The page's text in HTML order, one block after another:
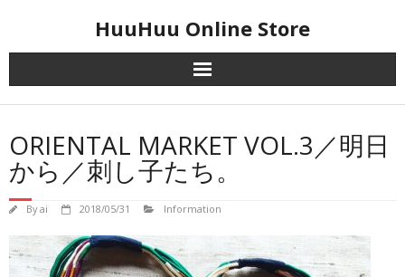
HuuHuu Online Store
ORIENTAL MARKET VOL.3／明日
から／刺し子たち。
Byai 2018/05/31 Information